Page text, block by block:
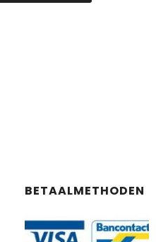
BETAALMETHODEN